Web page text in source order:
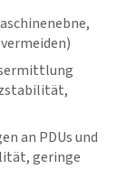
an PDUs und
geringe